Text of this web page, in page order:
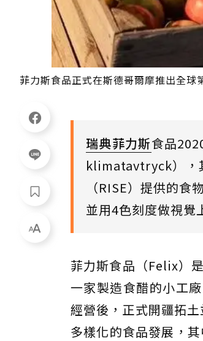
菲力斯食品正式在斯德哥爾摩推出全
瑞典菲力斯食品
klimatavtryck），
（RISE）提供的
並用4色刻度做視覺
菲力斯食品（Felix）
一家製造食醋的小工
經營後，正式開疆拓
多樣化的食品發展，